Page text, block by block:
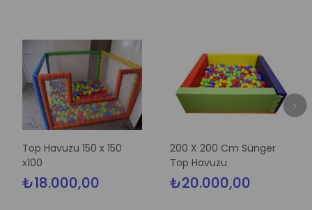
Top Havuzu 150 x 150
x100
₺18.000,00
200 X 200 Cm Sünger
Top Havuzu
₺20.000,00